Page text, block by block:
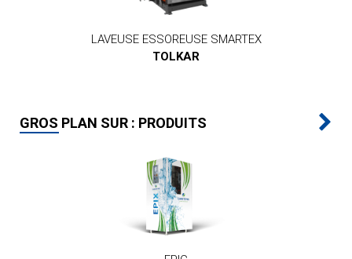
LAVEUSE ESSOREUSE SMARTEX
TOLKAR
GROS PLAN SUR : PRODUITS